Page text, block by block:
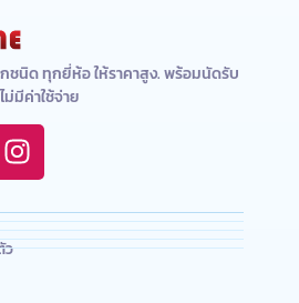
กชนิด ทุกยี่ห้อ ให้ราคาสูง. พร้อมนัดรับ
ม่มีค่าใช้จ่าย
ว